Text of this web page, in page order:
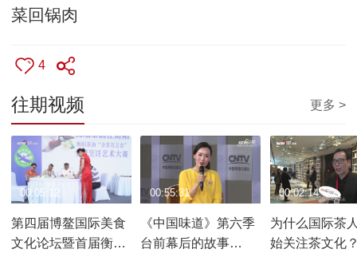
菜回锅肉
4
往期视频 更多 >
第四届博鳌国际美食
文化论坛暨首届衡阳
00:05:12
《中国味道》第六季
台前幕后的故事
00:55:31
为什么国际茶
始关注茶文化
00:02:14